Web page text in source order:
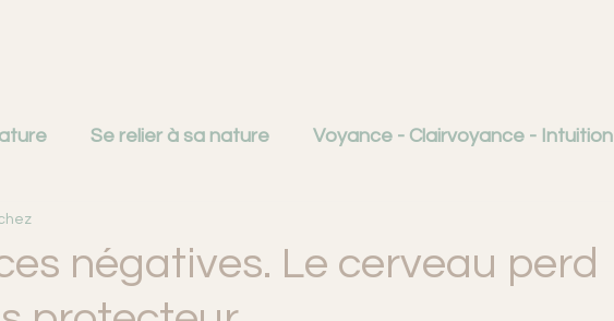
Se relier à sa nature Voyance - Clairvoyance - Intuition
Intuition La question du deuil
négatives. Le cerveau perd